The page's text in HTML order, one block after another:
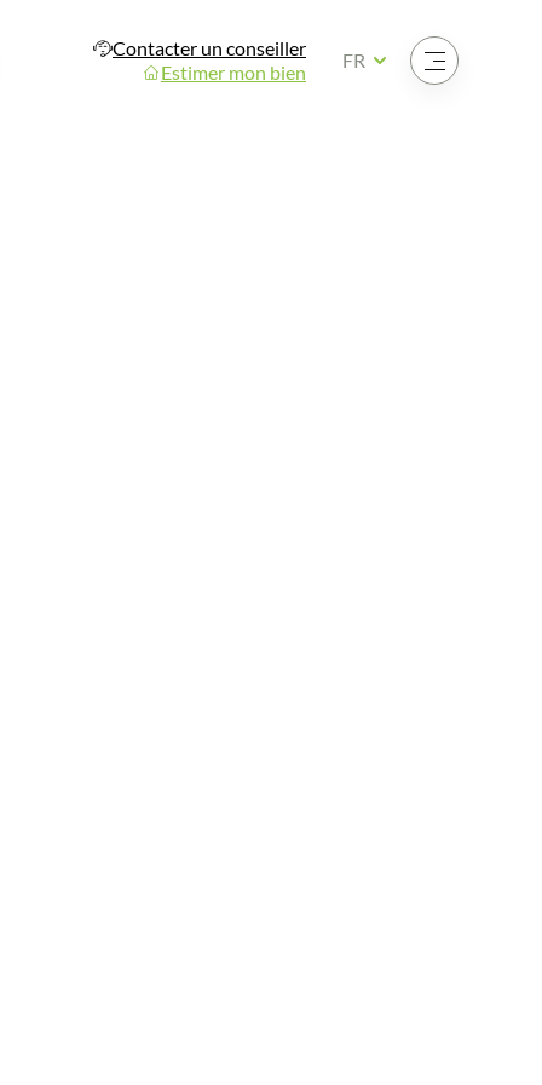
Contacter un conseiller
Estimer mon bien
Ouvrir le menu
FR